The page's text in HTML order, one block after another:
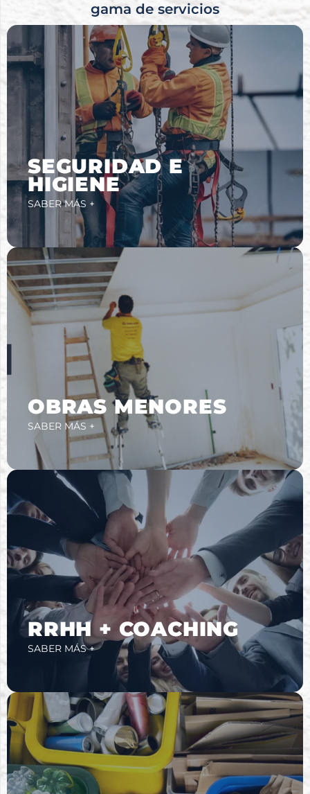
gama de servicios
SEGURIDAD E
HIGIENE
SABER MÁS +
OBRAS MENORES
SABER MÁS +
RRHH + COACHING
SABER MÁS +